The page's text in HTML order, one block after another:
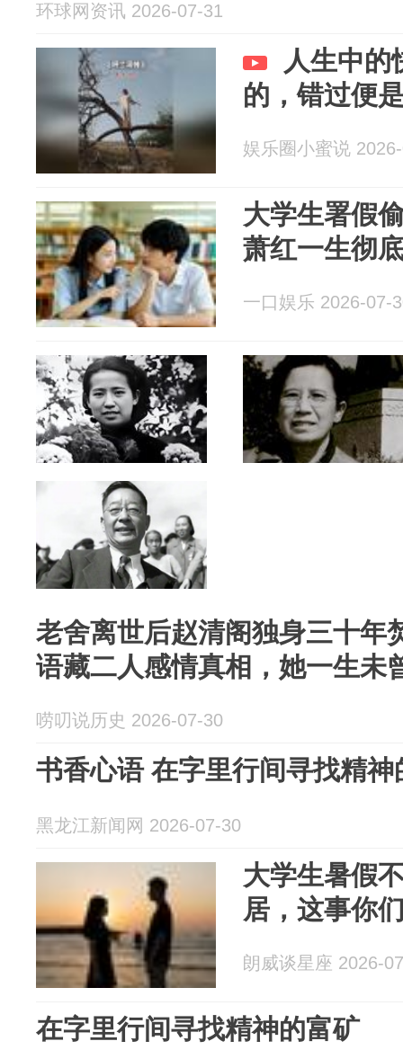
环球网资讯 2026-07-31
人生中的
的，错过便
娱乐圈小蜜说
大学生署假
萧红一生彻
一口娱乐 2026-07-
老舍离世后赵清阁独身三十年
语藏二人感情真相，她一生未
唠叨说历史 2026-07-30
书香心语 在字里行间寻找精神
黑龙江新闻网 2026-07-30
大学生暑假
居，这事你
朗威谈星座 2026-
在字里行间寻找精神的富矿